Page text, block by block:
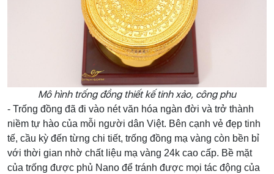
Mô hình trống đồng thiết kế tinh xảo, công phu
- Trống đồng đã đi vào nét văn hóa ngàn đời và trở thành
niềm tự hào của mỗi người dân Việt. Bên cạnh vẻ đẹp tinh
tế, cầu kỳ đến từng chi tiết, trống đồng mạ vàng còn bền bỉ
với thời gian nhờ chất liệu mạ vàng 24k cao cấp. Bề mặt
của trống được phủ Nano để tránh được mọi tác động của